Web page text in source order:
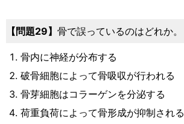
29 骨で誤っているのはどれか。
骨内に神経が分布する
破骨細胞によって骨吸収が行われる
骨芽細胞はコラーゲンを分泌する
荷重負荷によって骨形成が抑制される